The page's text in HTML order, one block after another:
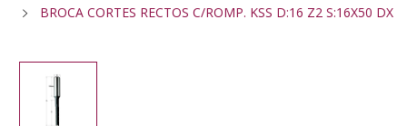
BROCA CORTES RECTOS C/ROMP. KSS D:16 Z2 S:16X50 DX